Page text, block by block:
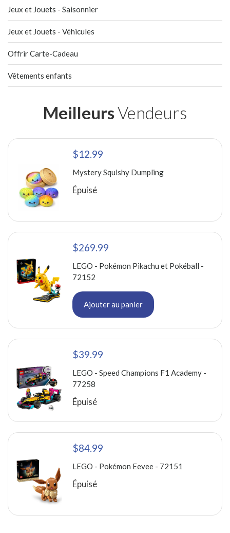
Jeux et Jouets - Saisonnier
Jeux et Jouets - Véhicules
Offrir Carte-Cadeau
Vêtements enfants
MeilleursVendeurs
$12.99
Mystery Squishy Dumpling
Épuisé
$269.99
LEGO - Pokémon Pikachu et Pokéball -
72152
Ajouter au panier
$39.99
LEGO - Speed Champions F1 Academy -
77258
Épuisé
$84.99
LEGO - Pokémon Eevee - 72151
Épuisé